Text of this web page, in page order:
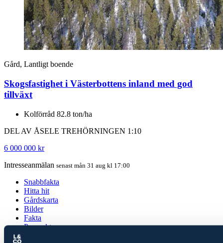
Gård, Lantligt boende
Skogsfastighet i Västerbottens inland med god
tillväxt
Kolförråd 82.8 ton/ha
DEL AV ÅSELE TREHÖRNINGEN 1:10
6 000 000 kr
Intresseanmälan senast mån 31 aug kl 17:00
Snabbfakta
Hitta hit
Gårdskarta
Bilder
Fakta
Prospekt